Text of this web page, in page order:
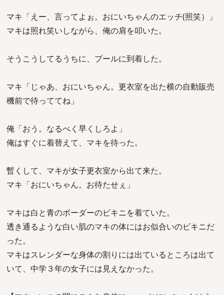
マキ「えー、言ってよぉ。おにいちゃんのエッチ(照笑）」
マキは照れ笑いしながら、俺の肩を叩いた。
そうこうしてるうちに、プールに到着した。
マキ「じゃあ、おにいちゃん。更衣室を出た横の自動販売
機前で待っててね」
俺「おう。なるべく早くしろよ」
俺はすぐに着替えて、マキを待った。
暫くして、マキが女子更衣室から出て来た。
マキ「おにいちゃん。お待たせぇ」
マキは白と青のボーダーのビキニを着ていた。
透き通るような白い肌のマキの体にはお似合いのビキニだ
った。
マキはスレンダーな身体の割りには出ているところは出て
いて、中学３年の女子には見えなかった。